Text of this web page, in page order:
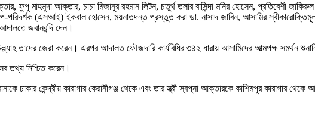
ফুপু মাহমুদা আক্তার, চাচা মিজানুর রহমান লিটন, চতুর্থ তলার বাসিন্দা মনির হোসেন, প্রতিবেশী
পরিদর্শক (এসআই) ইকবাল হোসেন, ময়নাতদন্ত প্রস্তুত করা ডা. নাসাদ জাবিন, আসামির
জবানবন্দি দেন।
তাদের জেরা করেন। এরপর আদালত ফৌজদারি কার্যবিধির ৩৪২ ধারায় আসামিদের আত্মপক্ষ সমর্থন
তথ্য নিশ্চিত করেন।
ঢাকার কেন্দ্রীয় কারাগার কেরানীগঞ্জ থেকে এবং তার স্ত্রী স্বপ্না আক্তারকে কাশিমপুর কারাগার